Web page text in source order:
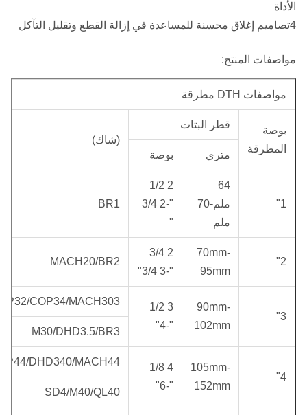
الأداة
4تصاميم إغلاق محسنة للمساعدة في إزالة القطع وتقليل التآكل
مواصفات المنتج:
مواصفات DTH مطرقة
بوصة
المطرقة
قطر البتات
(شاك)
متري
بوصة
1"
64
ملم-70
ملم
2 1/2
"-2 3/4
"
BR1
2"
70mm-
95mm
2 3/4
"-3 3/4"
MACH20/BR2
3"
90mm-
102mm
3 1/2
"-4"
COP34/MACH303
M30/DHD3.5/BR3
4"
105mm-
152mm
4 1/8
"-6"
DHD340/MACH44
SD4/M40/QL40